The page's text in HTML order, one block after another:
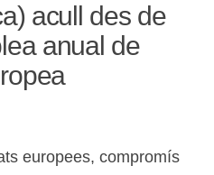
acull des de
anual de
europees, compromís